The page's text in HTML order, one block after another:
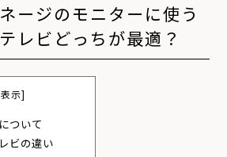
ネー ジの モ ニ タ ー に使う
テ レ ビ どっ ち が最適 ？
示]
ついて
ビの違い